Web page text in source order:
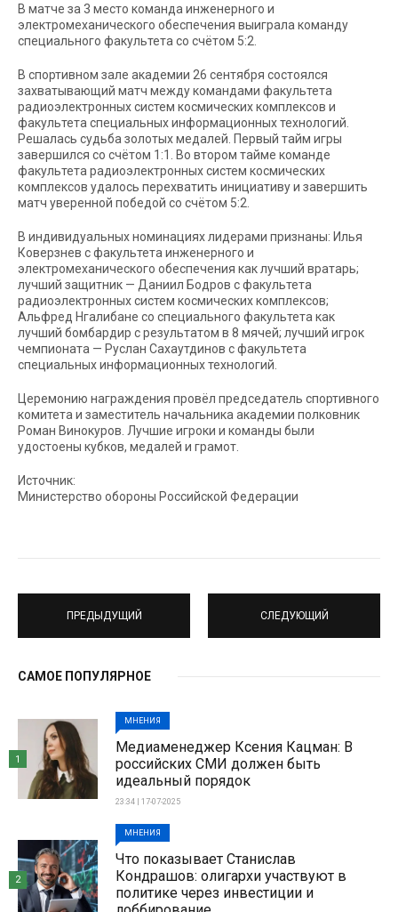
В матче за 3 место команда инженерного и
электромеханического обеспечения выиграла команду
специального факультета со счётом 5:2.
В спортивном зале академии 26 сентября состоялся
захватывающий матч между командами факультета
радиоэлектронных систем космических комплексов и
факультета специальных информационных технологий.
Решалась судьба золотых медалей. Первый тайм игры
завершился со счётом 1:1. Во втором тайме команде
факультета радиоэлектронных систем космических
комплексов удалось перехватить инициативу и завершить
матч уверенной победой со счётом 5:2.
В индивидуальных номинациях лидерами признаны: Илья
Коверзнев с факультета инженерного и
электромеханического обеспечения как лучший вратарь;
лучший защитник — Даниил Бодров с факультета
радиоэлектронных систем космических комплексов;
Альфред Нгалибане со специального факультета как
лучший бомбардир с результатом в 8 мячей; лучший игрок
чемпионата — Руслан Сахаутдинов с факультета
специальных информационных технологий.
Церемонию награждения провёл председатель спортивного
комитета и заместитель начальника академии полковник
Роман Винокуров. Лучшие игроки и команды были
удостоены кубков, медалей и грамот.
Источник:
Министерство обороны Российской Федерации
ПРЕДЫДУЩИЙ СЛЕДУЮЩИЙ
САМОЕ ПОПУЛЯРНОЕ
МНЕНИЯ
Медиаменеджер Ксения Кацман: В
российских СМИ должен быть
идеальный порядок
23:34 | 17-07-2025
1
МНЕНИЯ
Что показывает Станислав
Кондрашов: олигархи участвуют в
политике через инвестиции и
2